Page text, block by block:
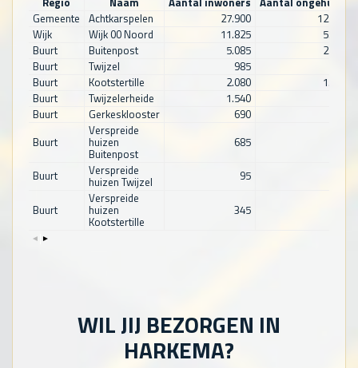
Gemeente Achtkarspelen 27.900
12.710
Wijk
Wijk 00 Noord 11.825
5.390
Buurt
Buitenpost 5.085
2.165
Buurt
Twijzel 985
Buurt
Kootstertille 2.080
1.000
Buurt
Twijzelerheide 1.540
Buurt
Gerkesklooster 690
Buurt
Verspreide
huizen
Buitenpost
685
Buurt Verspreide
huizen Twijzel 95
Buurt
Verspreide
huizen
Kootstertille
345
WIL JIJ BEZORGEN IN
HARKEMA?